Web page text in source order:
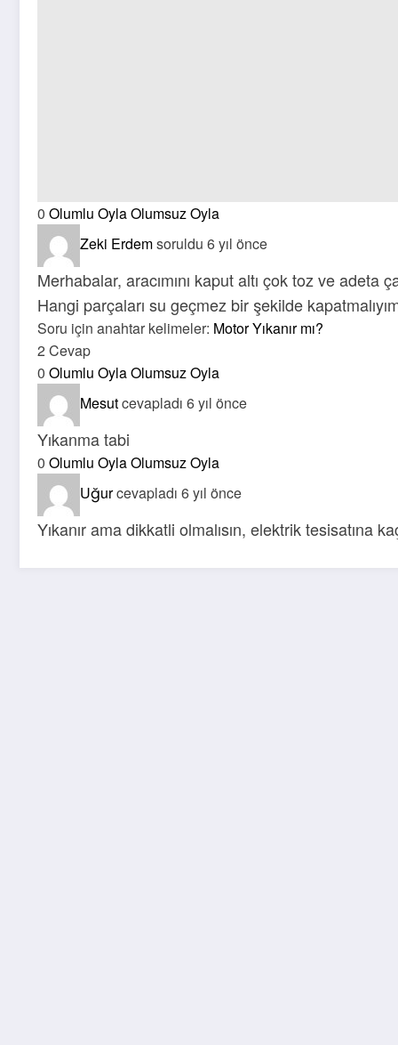
0 Olumlu OylaOlumsuz Oyla
Zeki Erdemsoruldu 6 yıl önce
Merhabalar, aracımını kaput altı çok toz ve adeta
Hangi parçaları su geçmez bir şekilde
Soru için anahtar kelimeler: Motor Yıkanır mı?
2 Cevap
0 Olumlu OylaOlumsuz Oyla
Mesutcevapladı 6 yıl önce
Yıkanma tabi
0 Olumlu OylaOlumsuz Oyla
Uğurcevapladı 6 yıl önce
Yıkanır ama dikkatli olmalısın, elektrik tesisatına